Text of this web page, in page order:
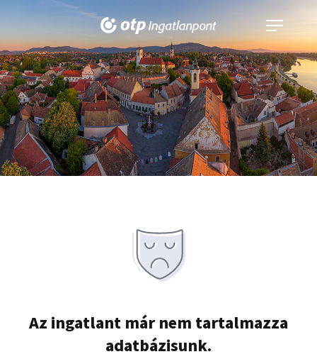
Navigáció
kinyitása
Az ingatlant már nem tartalmazza
adatbázisunk.